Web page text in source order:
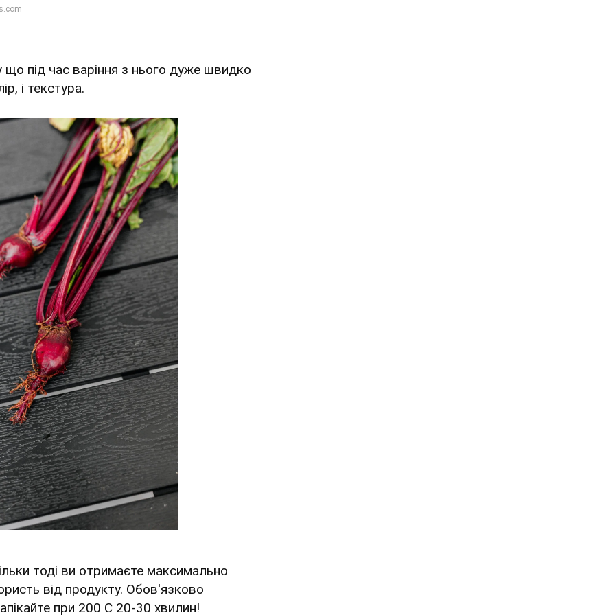
під час варіння з нього дуже швидко
і текстура.
тоді ви отримаєте максимально
від продукту. Обов'язково
при 200 С 20-30 хвилин!